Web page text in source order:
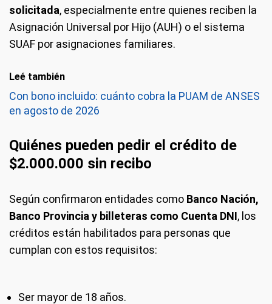
solicitada, especialmente entre quienes reciben la
Asignación Universal por Hijo (AUH) o el sistema
SUAF por asignaciones familiares.
Leé también
Con bono incluido: cuánto cobra la PUAM de ANSES
en agosto de 2026
Quiénes pueden pedir el crédito de
$2.000.000 sin recibo
Según confirmaron entidades como Banco Nación,
Banco Provincia y billeteras como Cuenta DNI, los
créditos están habilitados para personas que
cumplan con estos requisitos:
Ser mayor de 18 años.